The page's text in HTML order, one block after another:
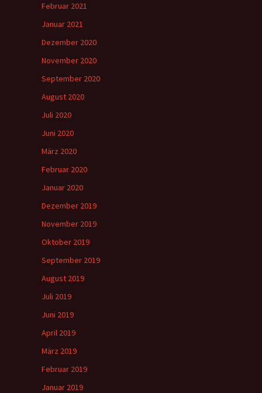
Februar 2021
Januar 2021
Dezember 2020
November 2020
September 2020
August 2020
Juli 2020
Juni 2020
März 2020
Februar 2020
Januar 2020
Dezember 2019
November 2019
Oktober 2019
September 2019
August 2019
Juli 2019
Juni 2019
April 2019
März 2019
Februar 2019
Januar 2019